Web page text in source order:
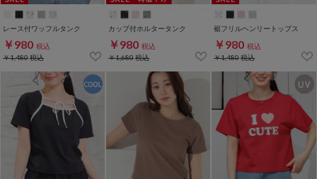
レース付ワッフルタンク
￥980 税込
￥1,480税込
カップ付ホルタータンク
￥980 税込
￥1,680税込
裾フリルヘンリートップス
￥980 税込
￥1,480税込